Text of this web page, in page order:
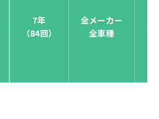
7年
（84回）
全メーカー
全車種
全